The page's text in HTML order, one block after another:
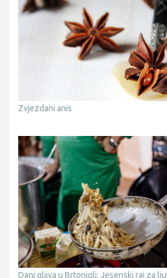
Zvjezdani anis
Dani gljiva u Brtonigli: Jesenski raj za